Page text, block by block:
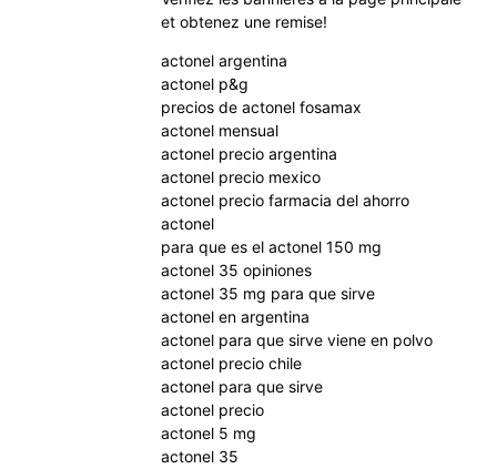
et obtenez une remise!
actonel argentina
actonel p&g
precios de actonel fosamax
actonel mensual
actonel precio argentina
actonel precio mexico
actonel precio farmacia del ahorro
actonel
para que es el actonel 150 mg
actonel 35 opiniones
actonel 35 mg para que sirve
actonel en argentina
actonel para que sirve viene en polvo
actonel precio chile
actonel para que sirve
actonel precio
actonel 5 mg
actonel 35